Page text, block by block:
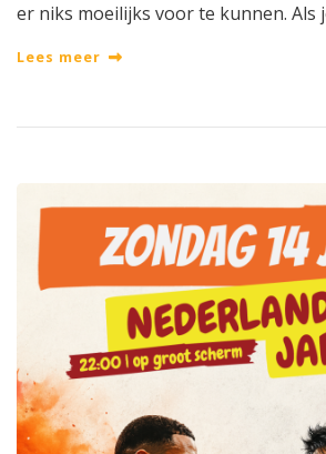
er niks moeilijks voor te kunnen. Als
Lees meer